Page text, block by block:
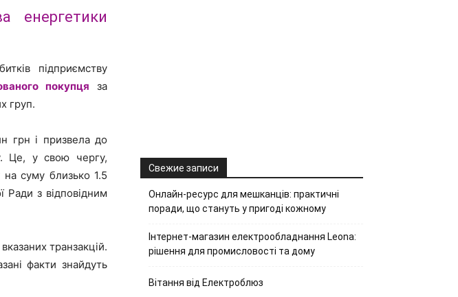
енергетики
підприємству
покупця за
груп.
грн і призвела до
Це, у свою чергу,
на суму близько 1.5
Ради з відповідним
транзакцій.
факти знайдуть
Свежие записи
Онлайн-ресурс для мешканців: практичні
поради, що стануть у пригоді кожному
Інтернет-магазин електрообладнання Leona:
рішення для промисловості та дому
Вітання від Електроблюз